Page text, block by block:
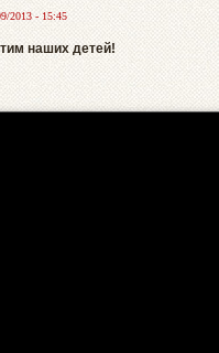
2013 - 15:45
наших детей!